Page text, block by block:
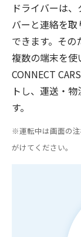
ドライバーは
バーと連絡を
できます。その
複数の端末を使
CONNECT
トし、運送・
す。
※運転中は画面の
がけてください。